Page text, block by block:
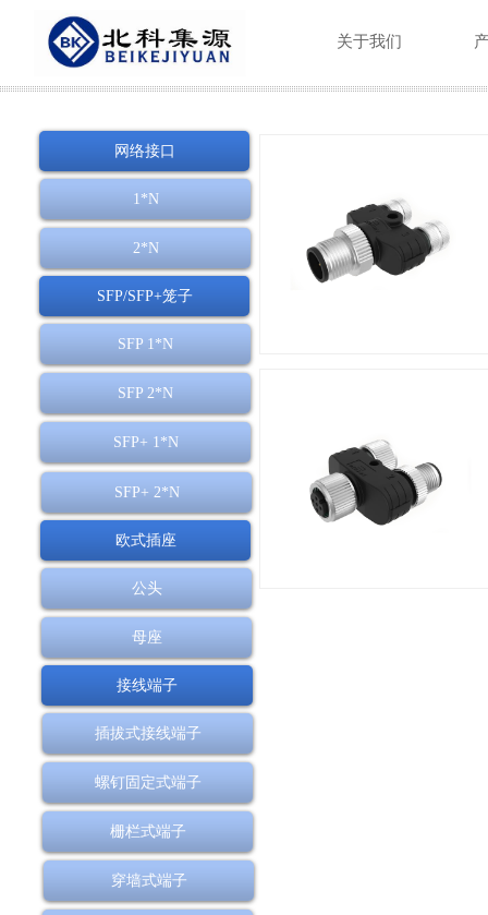
网络接口
1*N
2*N
SFP/SFP+笼子
SFP 1*N
SFP 2*N
SFP+ 1*N
SFP+ 2*N
欧式插座
公头
母座
接线端子
插拔式接线端子
螺钉固定式端子
栅栏式端子
穿墙式端子
关于我们